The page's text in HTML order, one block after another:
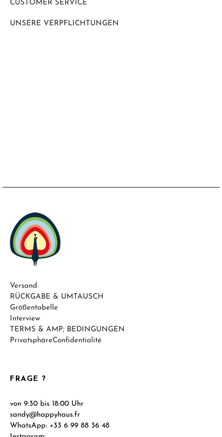
CUSTOMER SERVICE
UNSERE VERPFLICHTUNGEN
FRAGE ?
von 9:30 bis 18:00 Uhr
sandy@happyhaus.fr
WhatsApp: +33 6 99 88 36 48
Versand
RÜCKGABE & UMTAUSCH
Größentabelle
Interview
TERMS & AMP; BEDINGUNGEN
PrivatsphäreConfidentialité